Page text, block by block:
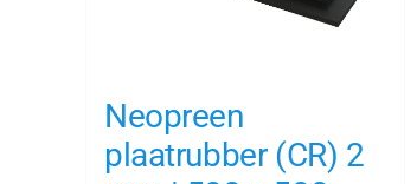
Neopreen
plaatrubber (CR) 2